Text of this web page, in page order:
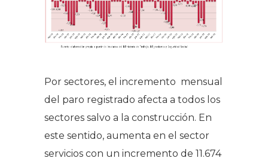
Por sectores, el incremento mensual
del paro registrado afecta a todos los
sectores salvo a la construcción. En
este sentido, aumenta en el sector
servicios con un incremento de 11.674